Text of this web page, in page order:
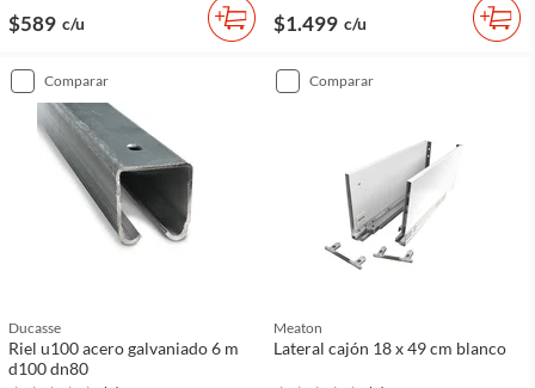
$589 c/u $1.499 c/u
comparar
Ducasse
Riel u100 acero galvaniado 6 m
d100 dn80
comparar
Meaton
Lateral cajón 18 x 49 cm blanco